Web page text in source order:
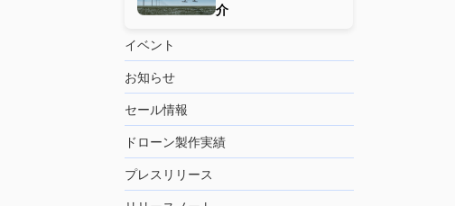
介
イベント
お知らせ
セール情報
ドローン製作実績
プレスリリース